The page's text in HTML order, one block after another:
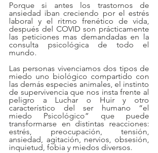
Porque si antes los trastornos de
ansiedad iban creciendo por el estrés
laboral y el ritmo frenético de vida,
después del COVID son prácticamente
las peticiones mas demandadas en la
consulta psicológica de todo el
mundo.
Las personas vivenciamos dos tipos de
miedo uno biológico compartido con
las demás especies animales, el instinto
de supervivencia que nos insta frente al
peligro a Luchar o Huir y otro
característico del ser humano “el
miedo Psicológico” que puede
transformarse en distintas reacciones:
estrés, preocupación, tensión,
ansiedad, agitación, nervios, obsesión,
inquietud, fobia y miedos diversos.